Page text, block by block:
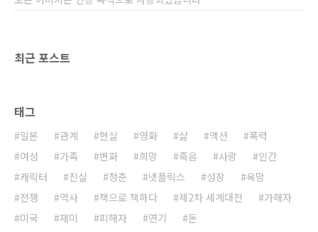
최근 포스트
태그
일본 관계 현실 영화 삶 액션
폭력
여성
가족 변화 희망 죽음 사랑
인간
캐릭터
진실 청춘 넷플릭스 성장
욕망
전쟁
역사 책으로 책하다 제2차 세계대전
가해자
미국
재미 피해자 연기 돈